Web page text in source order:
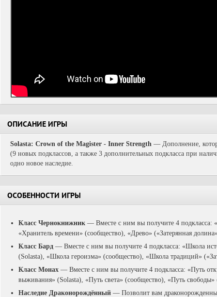
ОПИСАНИЕ ИГРЫ
Solasta: Crown of the Magister - Inner Strength — Дополнение,
(9 новых подклассов, а также 3 дополнительных подкласса при
одно новое наследие.
ОСОБЕННОСТИ ИГРЫ
Класс Чернокнижник — Вместе с ним вы получите 4 подкласса:
«Хранитель времени» (сообщество), «Древо» («Затерянная
Класс Бард — Вместе с ним вы получите 4 подкласса: «Школа
(Solasta), «Школа героизма» (сообщество), «Школа традиций»
Класс Монах — Вместе с ним вы получите 4 подкласса: «Путь
выживания» (Solasta), «Путь света» (сообщество), «Путь свободы»
Наследие Драконорождённый — Позволит вам